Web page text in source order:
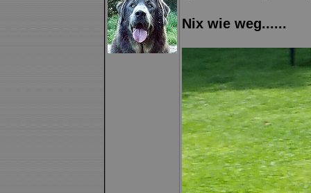
Nix wie weg......